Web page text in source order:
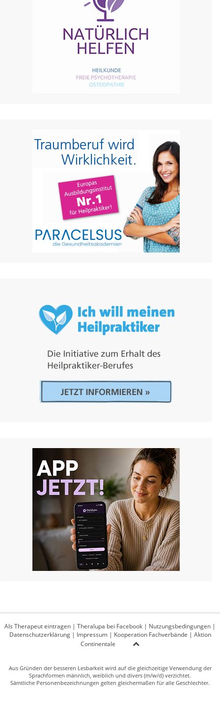
Als Therapeut eintragen | Theralupa bei Facebook | Nutzungsbedingungen |
Datenschutzerklärung| Impressum| Kooperation Fachverbände | Aktion
Continentale
Aus Gründen der besseren Lesbarkeit wird auf die gleichzeitige Verwendung der
Sprachformen männlich, weiblich und divers (m/w/d) verzichtet.
Sämtliche Personenbezeichnungen gelten gleichermaßen für alle Geschlechter.